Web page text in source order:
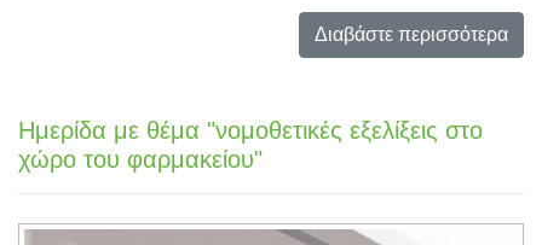
Διαβάστε περισσότερα
Ημερίδα με θέμα "νομοθετικές εξελίξεις στο
χώρο του φαρμακείου"